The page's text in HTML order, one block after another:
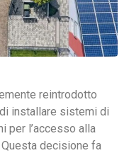
reintrodotto
installare sistemi di
per l’accesso alla
decisione fa